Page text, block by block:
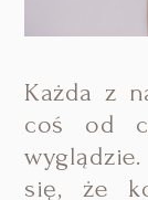
Każda z
coś od
się, że